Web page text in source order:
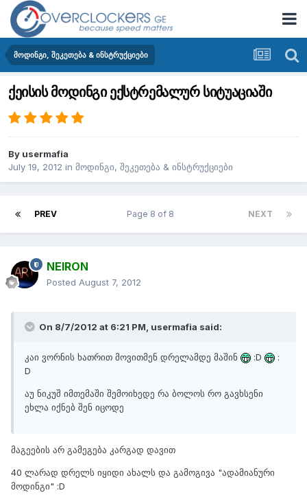
მოდინგი, შეკეთება & ინსტრუქციები
ქეისის მოდინგი ექსტრემალურ სიტუაციაში
By usermafia
July 19, 2012 in მოდინგი, შეკეთება & ინსტრუქციები
PREV NEXT
Page 8 of 8
NEIRON
Posted August 7, 2012
On 8/7/2012 at 6:21 PM, usermafia said:
კაი ვორნის ხათრით მოვითმენ დრელამდე მაშინ :D
:
D
აუ ნიკუშ იმთემაში შემოიხედე რა ბოლოს რო გავხსენი
ეხლა იქნებ შენ იცოდე
მაგეების არ გამეგება კარგად დავით
40 ლარად დრელს იყიდი ახალს და გამოგივა "ადამიანური
მოდინგი" :D